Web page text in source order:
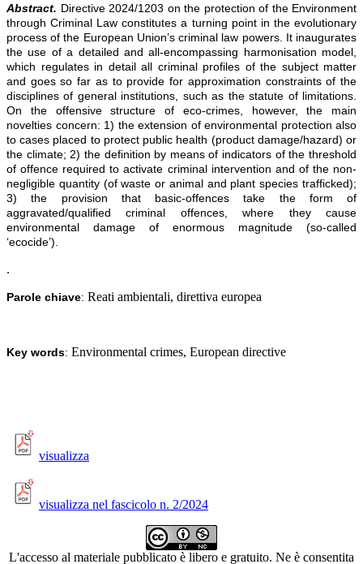
Abstract. Directive 2024/1203 on the protection of the Environment
through Criminal Law constitutes a turning point in the evolutionary
process of the European Union’s criminal law powers. It inaugurates
the use of a detailed and all-encompassing harmonisation model,
which regulates in detail all criminal profiles of the subject matter
and goes so far as to provide for approximation constraints of the
disciplines of general institutions, such as the statute of limitations.
On the offensive structure of eco-crimes, however, the main
novelties concern: 1) the extension of environmental protection also
to cases placed to protect public health (product damage/hazard) or
the climate; 2) the definition by means of indicators of the threshold
of offence required to activate criminal intervention and of the non-
negligible quantity (of waste or animal and plant species trafficked);
3) the provision that basic-offences take the form of
aggravated/qualified criminal offences, where they cause
environmental damage of enormous magnitude (so-called
‘ecocide’).
.
Parole chiave: Reati ambientali, direttiva europea
Key words: Environmental crimes, European directive
visualizza
visualizza nel fascicolo n. 2/2024
L'accesso al materiale pubblicato è libero e gratuito. Ne è consentita